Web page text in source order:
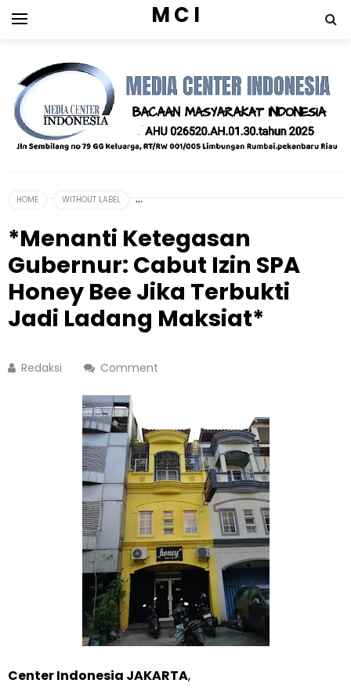
M C I
HOME WITHOUT LABEL
*Menanti Ketegasan
Gubernur: Cabut Izin SPA
Honey Bee Jika Terbukti
Jadi Ladang Maksiat*
Redaksi Comment
Center Indonesia JAKARTA,